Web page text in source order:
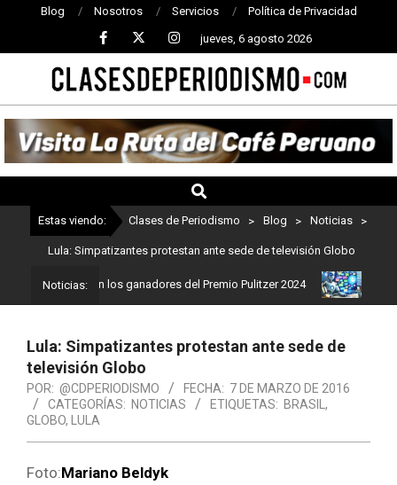
Blog Nosotros Servicios Política de Privacidad
jueves, 6 agosto 2026
CLASES
DE
PERIODISMO
Estas viendo: Clases de Periodismo > Blog > Noticias >
Lula: Simpatizantes protestan ante sede de televisión Globo
Noticias:
Estos son los ganadores del Premio Pulitzer 2024
Lula: Simpatizantes protestan ante sede de
televisión Globo
POR: @CDPERIODISMO FECHA: 7 DE MARZO DE 2016
CATEGORÍAS: NOTICIAS ETIQUETAS: BRASIL ,
GLOBO, LULA
Foto:Mariano Beldyk